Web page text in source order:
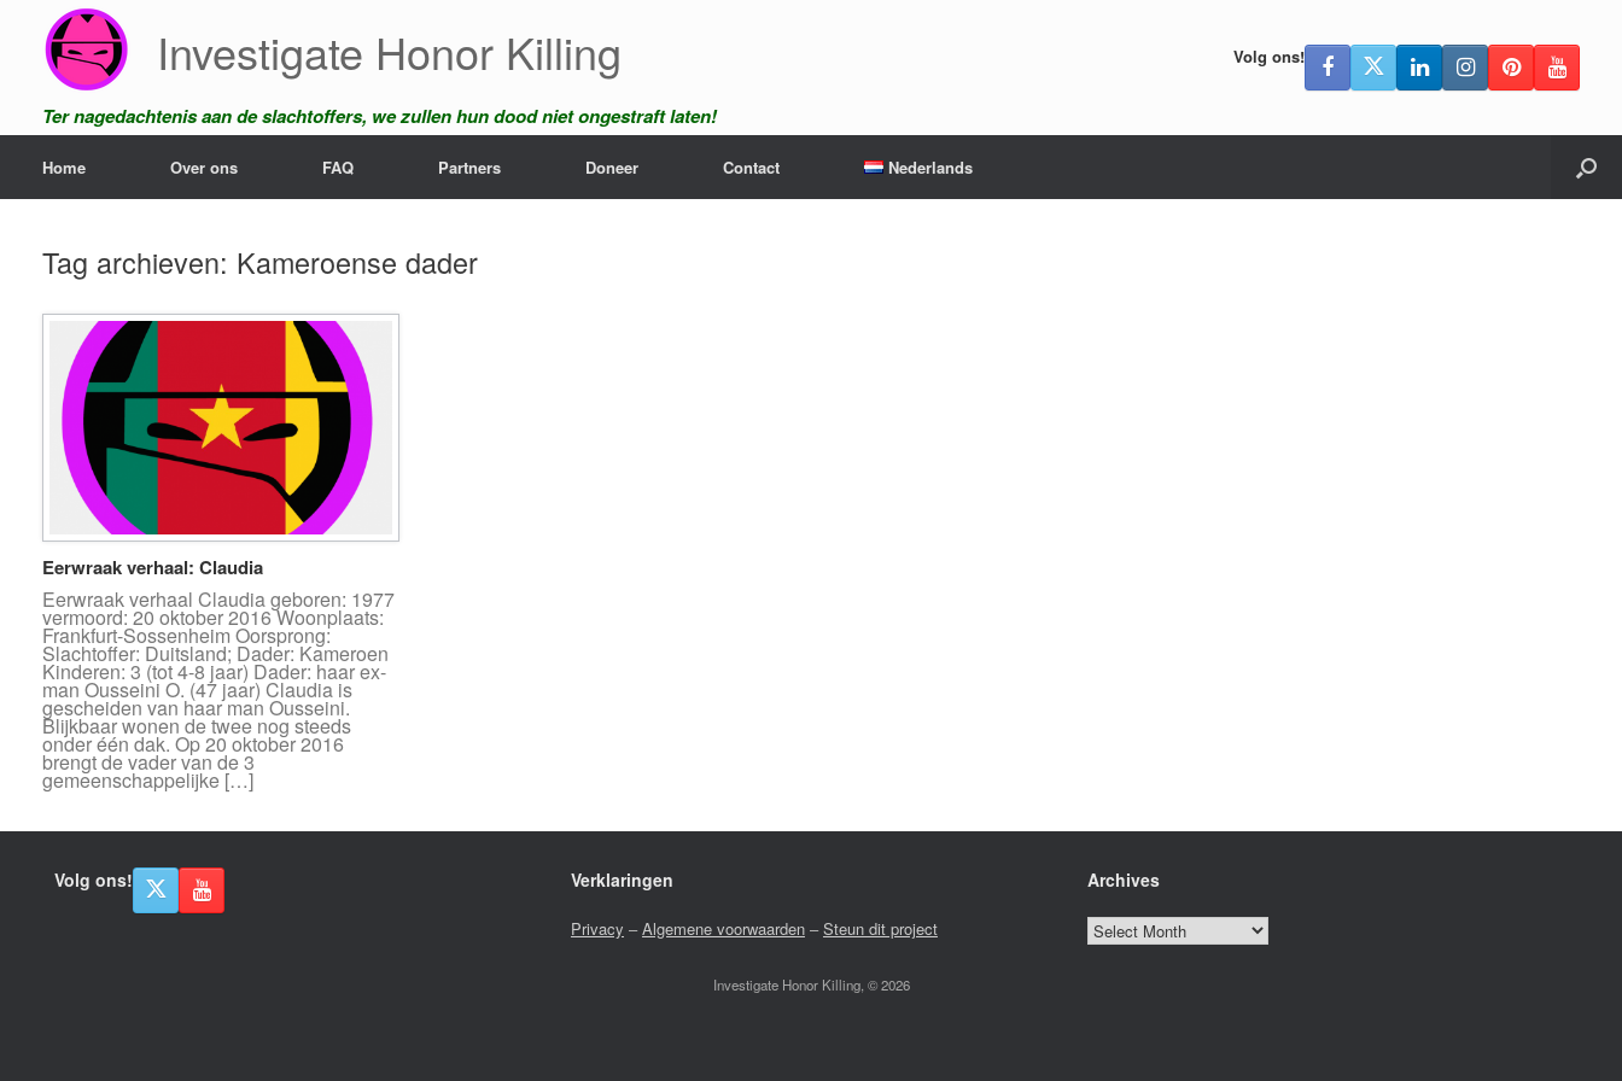
Investigate Honor Killing
Ter nagedachtenis aan de slachtoffers, we zullen hun dood niet ongestraft laten!
Volg ons!
Home Over ons FAQ Partners Doneer Contact Nederlands
Tag archieven: Kameroense dader
Eerwraak verhaal: Claudia
Eerwraak verhaal Claudia geboren: 1977
vermoord: 20 oktober 2016 Woonplaats:
Frankfurt-Sossenheim Oorsprong:
Slachtoffer: Duitsland; Dader: Kameroen
Kinderen: 3 (tot 4-8 jaar) Dader: haar ex-
man Ousseini O. (47 jaar) Claudia is
gescheiden van haar man Ousseini.
Blijkbaar wonen de twee nog steeds
onder één dak. Op 20 oktober 2016
brengt de vader van de 3
gemeenschappelijke […]
Volg ons! Verklaringen
Privacy –Algemene voorwaarden–Steun dit project
Archives
Archives
Investigate Honor Killing, © 2026